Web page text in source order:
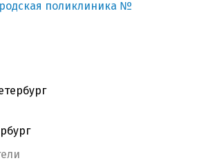
поликлиника №